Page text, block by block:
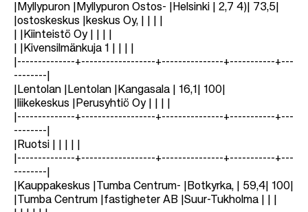
|Myllypuron |Myllypuron Ostos- |Helsinki | 2,7 4)| 73,5|
|ostoskeskus |keskus Oy, | | | |
| |Kiinteistö Oy | | | |
| |Kivensilmänkuja 1 | | | |
|--------------+------------------+---------------+-----------+---
--------|
|Lentolan |Lentolan |Kangasala | 16,1| 100|
|liikekeskus |Perusyhtiö Oy | | | |
|--------------+------------------+---------------+-----------+---
--------|
|Ruotsi | | | | |
|--------------+------------------+---------------+-----------+---
--------|
|Kauppakeskus |Tumba Centrum- |Botkyrka, | 59,4| 100|
|Tumba Centrum |fastigheter AB |Suur-Tukholma | | |